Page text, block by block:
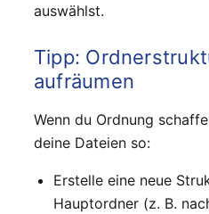
auswählst.
Tipp:
aufräumen
Wenn du Ordnung
deine Dateien so:
Erstelle eine neue
Hauptordner (z. B.